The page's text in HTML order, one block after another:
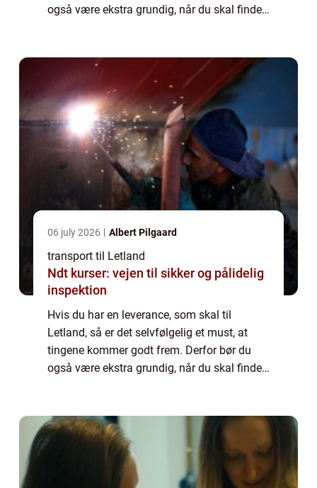
også være ekstra grundig, når du skal finde
06 july 2026 Albert Pilgaard
transport til Letland
Ndt kurser: vejen til sikker og pålidelig
inspektion
Hvis du har en leverance, som skal til
Letland, så er det selvfølgelig et must, at
tingene kommer godt frem. Derfor bør du
også være ekstra grundig, når du skal finde
tr...